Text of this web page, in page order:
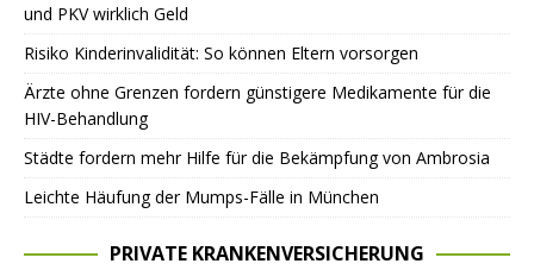
und PKV wirklich Geld
Risiko Kinderinvalidität: So können Eltern vorsorgen
Ärzte ohne Grenzen fordern günstigere Medikamente für die
HIV-Behandlung
Städte fordern mehr Hilfe für die Bekämpfung von Ambrosia
Leichte Häufung der Mumps-Fälle in München
PRIVATE KRANKENVERSICHERUNG